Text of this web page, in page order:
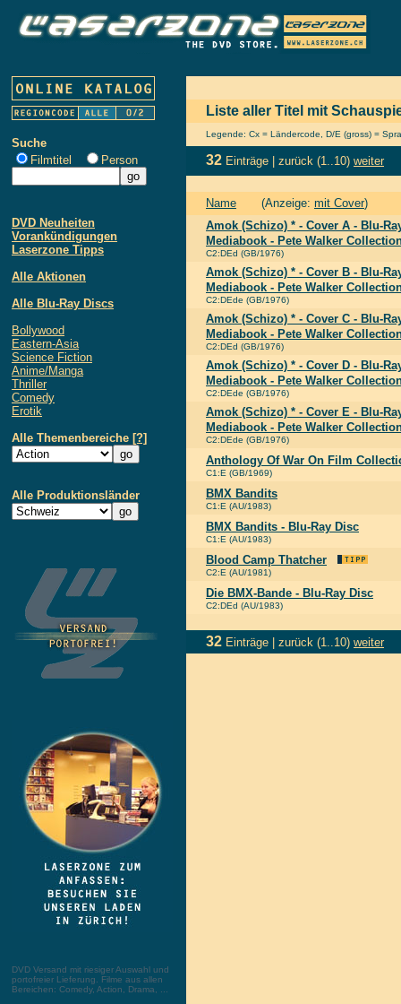
Suche
Filmtitel
Person
DVD Neuheiten
Vorankündigungen
Laserzone Tipps
Alle Aktionen
Alle Blu-Ray Discs
Bollywood
Eastern-Asia
Science Fiction
Anime/Manga
Thriller
Comedy
Erotik
Alle Themenbereiche [?]
Alle Produktionsländer
DVD Versand mit riesiger Auswahl und
portofreier Lieferung. Filme aus allen
Bereichen: Comedy, Action, Drama, ...
Liste aller Titel mit
Legende: Cx = Ländercode, D/E (gross) =
32 Einträge | zurück (1..10) weiter
Name (Anzeige: mit Cover)
Amok (Schizo) * - Cover A - Blu-
Mediabook - Pete Walker
C2:DEd (GB/1976)
Amok (Schizo) * - Cover B - Blu-
Mediabook - Pete Walker
C2:DEde (GB/1976)
Amok (Schizo) * - Cover C - Blu-
Mediabook - Pete Walker
C2:DEd (GB/1976)
Amok (Schizo) * - Cover D - Blu-
Mediabook - Pete Walker
C2:DEde (GB/1976)
Amok (Schizo) * - Cover E - Blu-
Mediabook - Pete Walker
C2:DEde (GB/1976)
Anthology Of War On Film
C1:E (GB/1969)
BMX Bandits
C1:E (AU/1983)
BMX Bandits - Blu-Ray Disc
C1:E (AU/1983)
Blood Camp Thatcher
C2:E (AU/1981)
Die BMX-Bande - Blu-Ray Disc
C2:DEd (AU/1983)
32 Einträge | zurück (1..10) weiter